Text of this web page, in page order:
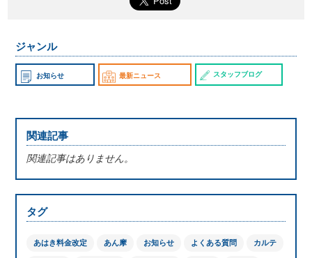
ジャンル
お知らせ 最新ニュース スタッフブログ
関連記事
関連記事はありません。
タグ
あはき料金改定 あん摩 お知らせ よくある質問 カルテ